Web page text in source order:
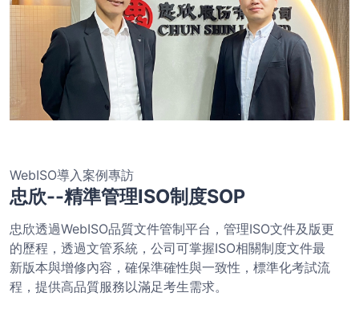
WebISO導入案例專訪
忠欣--精準管理ISO制度SOP
忠欣透過WebISO品質文件管制平台，管理ISO文件及版更
的歷程，透過文管系統，公司可掌握ISO相關制度文件最
新版本與增修內容，確保準確性與一致性，標準化考試流
程，提供高品質服務以滿足考生需求。